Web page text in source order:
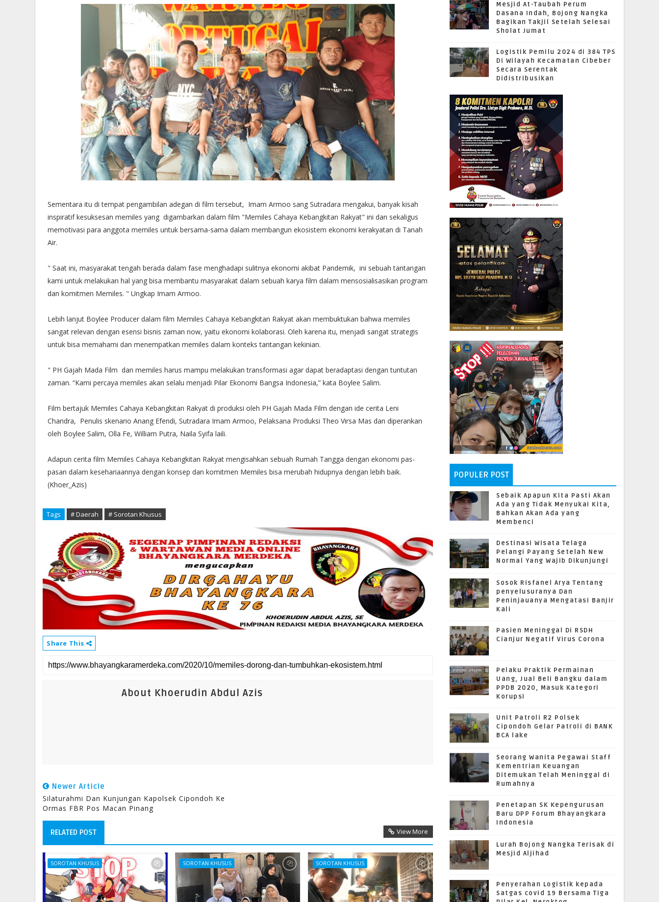
Sementara itu di tempat pengambilan adegan di film tersebut, Imam Armoo sang Sutradara mengakui, banyak kisah
inspiratif kesuksesan memiles yang digambarkan dalam film "Memiles Cahaya Kebangkitan Rakyat" ini dan sekaligus
memotivasi para anggota memiles untuk bersama-sama dalam membangun ekosistem ekonomi kerakyatan di Tanah
Air.
" Saat ini, masyarakat tengah berada dalam fase menghadapi sulitnya ekonomi akibat Pandemik, ini sebuah tantangan
kami untuk melakukan hal yang bisa membantu masyarakat dalam sebuah karya film dalam mensosialisasikan program
dan komitmen Memiles. " Ungkap Imam Armoo.
Lebih lanjut Boylee Producer dalam film Memiles Cahaya Kebangkitan Rakyat akan membuktukan bahwa memiles
sangat relevan dengan esensi bisnis zaman now, yaitu ekonomi kolaborasi. Oleh karena itu, menjadi sangat strategis
untuk bisa memahami dan menempatkan memiles dalam konteks tantangan kekinian.
" PH Gajah Mada Film dan memiles harus mampu melakukan transformasi agar dapat beradaptasi dengan tuntutan
zaman. “Kami percaya memiles akan selalu menjadi Pilar Ekonomi Bangsa Indonesia,” kata Boylee Salim.
Film bertajuk Memiles Cahaya Kebangkitan Rakyat di produksi oleh PH Gajah Mada Film dengan ide cerita Leni
Chandra, Penulis skenario Anang Efendi, Sutradara Imam Armoo, Pelaksana Produksi Theo Virsa Mas dan diperankan
oleh Boylee Salim, Olla Fe, William Putra, Naila Syifa laili.
Adapun cerita film Memiles Cahaya Kebangkitan Rakyat mengisahkan sebuah Rumah Tangga dengan ekonomi pas-
pasan dalam kesehariaannya dengan konsep dan komitmen Memiles bisa merubah hidupnya dengan lebih baik.
(Khoer_Azis)
Tags # Daerah # Sorotan Khusus
Share This
About Khoerudin Abdul Azis
Newer Article
Silaturahmi Dan Kunjungan Kapolsek Cipondoh Ke
Ormas FBR Pos Macan Pinang
RELATED POST View More
SOROTAN KHUSUS SOROTAN KHUSUS SOROTAN KHUSUS
Mesjid At-Taubah Perum
Dasana Indah, Bojong Nangka
Bagikan Takjil Setelah Selesai
Sholat Jumat
Logistik Pemilu 2024 di 384 TPS
Di Wilayah Kecamatan Cibeber
Secara Serentak
Didistribusikan
POPULER POST
Sebaik Apapun Kita Pasti Akan
Ada yang Tidak Menyukai Kita,
Bahkan Akan Ada yang
Membenci
Destinasi Wisata Telaga
Pelangi Payang Setelah New
Normal Yang Wajib Dikunjungi
Sosok Risfanel Arya Tentang
penyelusuranya Dan
Peninjauanya Mengatasi Banjir
Kali
Pasien Meninggal Di RSDH
Cianjur Negatif Virus Corona
Pelaku Praktik Permainan
Uang, Jual Beli Bangku dalam
PPDB 2020, Masuk Kategori
Korupsi
Unit Patroli R2 Polsek
Cipondoh Gelar Patroli di BANK
BCA lake
Seorang Wanita Pegawai Staff
Kementrian Keuangan
Ditemukan Telah Meninggal di
Rumahnya
Penetapan SK Kepengurusan
Baru DPP Forum Bhayangkara
Indonesia
Lurah Bojong Nangka Terisak di
Mesjid Aljihad
Penyerahan Logistik kepada
Satgas covid 19 Bersama Tiga